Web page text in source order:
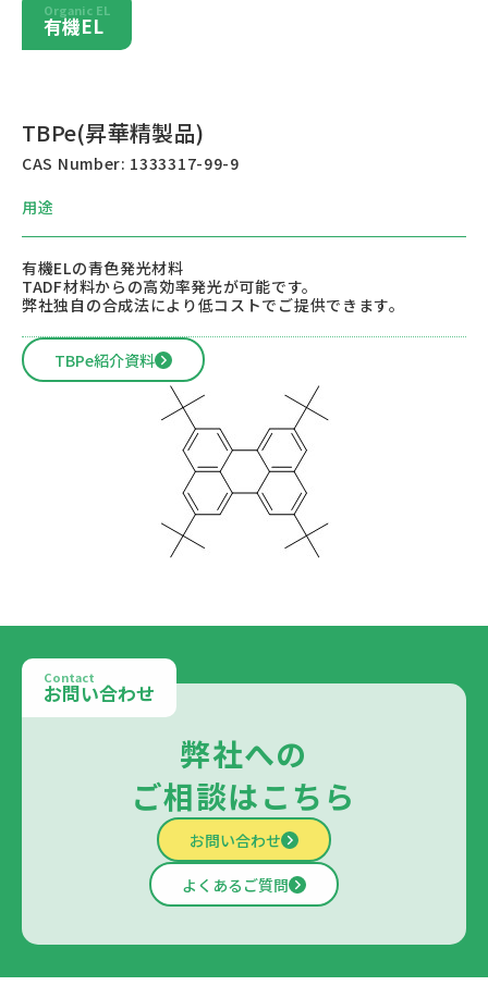
Organic EL
有機EL
TBPe(昇華精製品)
CAS Number: 1333317-99-9
用途
有機ELの青色発光材料
TADF材料からの高効率発光が可能です。
弊社独自の合成法により低コストでご提供できます。
TBPe紹介資料
Contact
お問い合わせ
弊社への
ご相談はこちら
お問い合わせ
よくあるご質問